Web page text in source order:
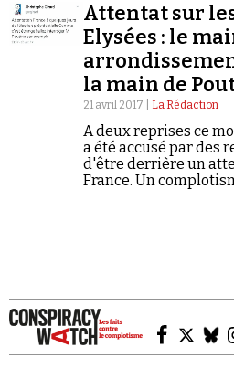
Vidéos
Émissions
Revues de
Newsletter
Faire un don
Attentat sur
Elysées : le
la main de
21 avril 2017 | La Rédaction
A deux reprises ce
a été accusé par des
d'être derrière un
France. Un